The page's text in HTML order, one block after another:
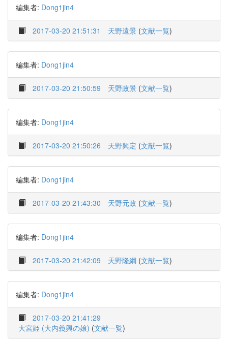
編集者: Dong1jin4
2017-03-20 21:51:31 天野遠景 (文献一覧)
編集者: Dong1jin4
2017-03-20 21:50:59 天野政景 (文献一覧)
編集者: Dong1jin4
2017-03-20 21:50:26 天野興定 (文献一覧)
編集者: Dong1jin4
2017-03-20 21:43:30 天野元政 (文献一覧)
編集者: Dong1jin4
2017-03-20 21:42:09 天野隆綱 (文献一覧)
編集者: Dong1jin4
2017-03-20 21:41:29
大宮姫 (大内義興の娘) (文献一覧)